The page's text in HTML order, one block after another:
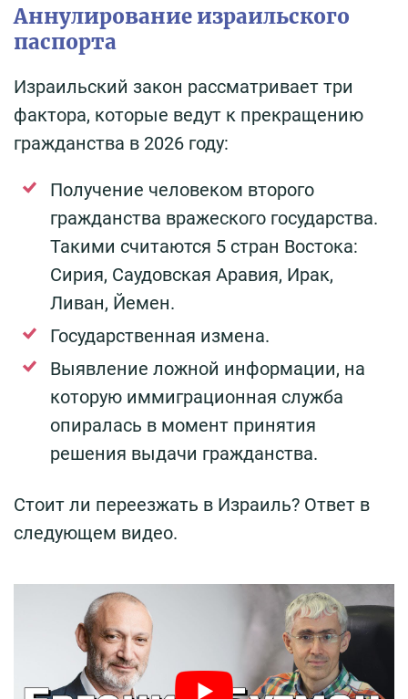
Аннулирование израильского
паспорта
Израильский закон рассматривает три
фактора, которые ведут к прекращению
гражданства в 2026 году:
Получение человеком второго
гражданства вражеского государства.
Такими считаются 5 стран Востока:
Сирия, Саудовская Аравия, Ирак,
Ливан, Йемен.
Государственная измена.
Выявление ложной информации, на
которую иммиграционная служба
опиралась в момент принятия
решения выдачи гражданства.
Стоит ли переезжать в Израиль? Ответ в
следующем видео.